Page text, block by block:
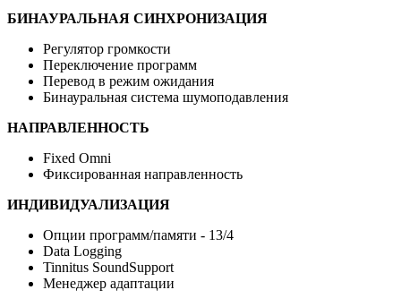
БИНАУРАЛЬНАЯ СИНХРОНИЗАЦИЯ
Регулятор громкости
Переключение программ
Перевод в режим ожидания
Бинауральная система шумоподавления
НАПРАВЛЕННОСТЬ
Fixed Omni
Фиксированная направленность
ИНДИВИДУАЛИЗАЦИЯ
Опции программ/памяти - 13/4
Data Logging
Tinnitus SoundSupport
Менеджер адаптации